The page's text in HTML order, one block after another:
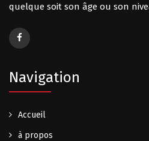
quelque soit son âge ou son
Navigation
Accueil
à propos